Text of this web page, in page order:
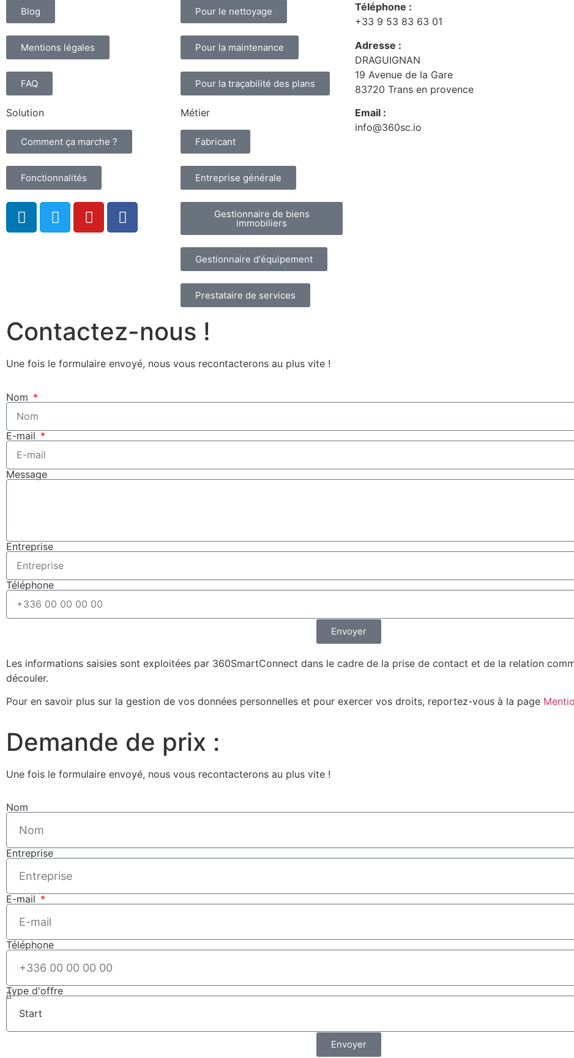
Blog
Mentions légales
FAQ
Solution
Comment ça marche ?
Fonctionnalités
Pour le nettoyage
Pour la maintenance
Pour la traçabilité des plans
Métier
Fabricant
Entreprise générale
Gestionnaire de biens
immobiliers
Gestionnaire d'équipement
Prestataire de services
Téléphone :
+33 9 53 83 63 01
Adresse :
DRAGUIGNAN
19 Avenue de la Gare
83720 Trans en provence
Email :
info@360sc.io
Contactez-nous !
Une fois le formulaire envoyé, nous vous recontacterons au plus vite !
Nom
E-mail
Message
Entreprise
Téléphone
Envoyer
Les informations saisies sont exploitées par 360SmartConnect dans le cadre de la prise de contact et de la relation
découler.
Pour en savoir plus sur la gestion de vos données personnelles et pour exercer vos droits, reportez-vous à la page
Demande de prix :
Une fois le formulaire envoyé, nous vous recontacterons au plus vite !
Nom
Entreprise
E-mail
Téléphone
Type d'offre
Envoyer